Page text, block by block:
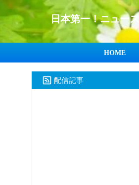
日本第一！ニュー
HOME
配信記事